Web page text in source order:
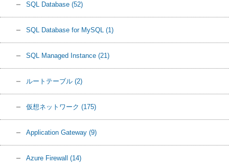
SQL Database (52)
SQL Database for MySQL (1)
SQL Managed Instance (21)
ルートテーブル (2)
仮想ネットワーク (175)
Application Gateway (9)
Azure Firewall (14)